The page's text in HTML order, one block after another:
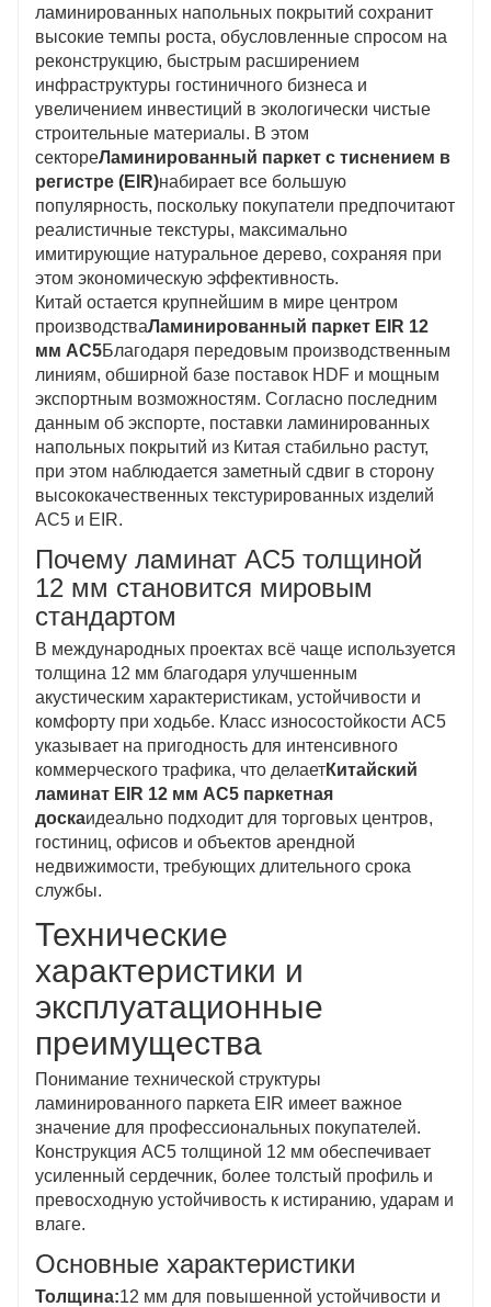
ламинированных напольных покрытий сохранит
высокие темпы роста, обусловленные спросом на
реконструкцию, быстрым расширением
инфраструктуры гостиничного бизнеса и
увеличением инвестиций в экологически чистые
строительные материалы. В этом
сектореЛаминированный паркет с тиснением в
регистре (EIR)набирает все большую
популярность, поскольку покупатели предпочитают
реалистичные текстуры, максимально
имитирующие натуральное дерево, сохраняя при
этом экономическую эффективность.
Китай остается крупнейшим в мире центром
производстваЛаминированный паркет EIR 12
мм AC5Благодаря передовым производственным
линиям, обширной базе поставок HDF и мощным
экспортным возможностям. Согласно последним
данным об экспорте, поставки ламинированных
напольных покрытий из Китая стабильно растут,
при этом наблюдается заметный сдвиг в сторону
высококачественных текстурированных изделий
AC5 и EIR.
Почему ламинат AC5 толщиной
12 мм становится мировым
стандартом
В международных проектах всё чаще используется
толщина 12 мм благодаря улучшенным
акустическим характеристикам, устойчивости и
комфорту при ходьбе. Класс износостойкости AC5
указывает на пригодность для интенсивного
коммерческого трафика, что делаетКитайский
ламинат EIR 12 мм AC5 паркетная
доскаидеально подходит для торговых центров,
гостиниц, офисов и объектов арендной
недвижимости, требующих длительного срока
службы.
Технические
характеристики и
эксплуатационные
преимущества
Понимание технической структуры
ламинированного паркета EIR имеет важное
значение для профессиональных покупателей.
Конструкция AC5 толщиной 12 мм обеспечивает
усиленный сердечник, более толстый профиль и
превосходную устойчивость к истиранию, ударам и
влаге.
Основные характеристики
Толщина:12 мм для повышенной устойчивости и